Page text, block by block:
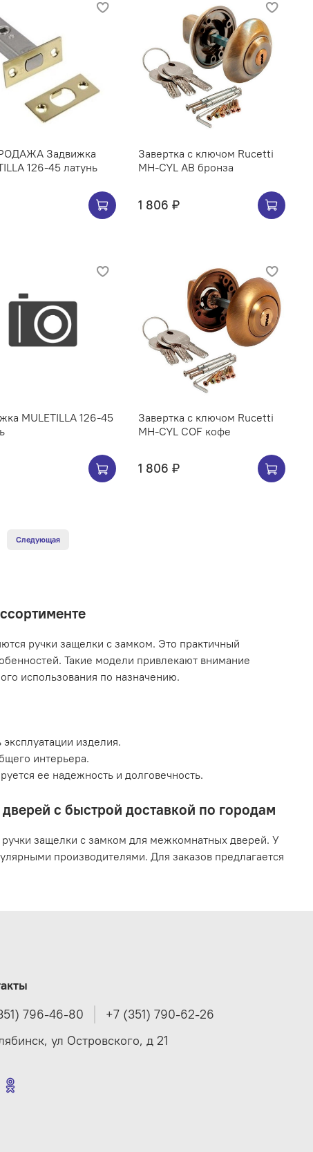
Задвижка
126-45 латунь
Завертка с ключом Rucetti
MH-CYL AB бронза
1 806 ₽
МULETILLA 126-45
Завертка с ключом Rucetti
MH-CYL COF кофе
1 806 ₽
Следующая
ручки защелки с замком. Это практичный
Такие модели привлекают внимание
использования по назначению.
изделия.
интерьера.
ее надежность и долговечность.
с быстрой доставкой по городам
защелки с замком для межкомнатных дверей. У
производителями. Для заказов предлагается
796-46-80
+7 (351) 790-62-26
ул Островского, д 21